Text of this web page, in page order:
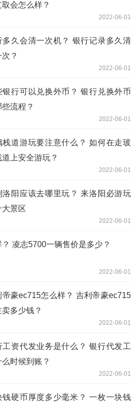
会怎么样？
2022-06-01
多久会清一次机？ 银行记录多久清
？
2022-06-01
银行可以兑换外币？ 银行兑换外币
流程？
2022-06-01
栈道游玩要注意什么？ 如何在走玻
上安全游玩？
2022-06-01
洛阳应该去哪里玩？ 来洛阳必游玩
大景区
2022-06-01
凌志5700一辆售价是多少？
2022-06-01
帝豪ec715怎么样？ 吉利帝豪ec715
多少钱？
2022-06-01
工资代发业务是什么？ 银行代发工
么时候到账？
2022-06-01
钱硬币厚度多少毫米？ 一枚一块钱